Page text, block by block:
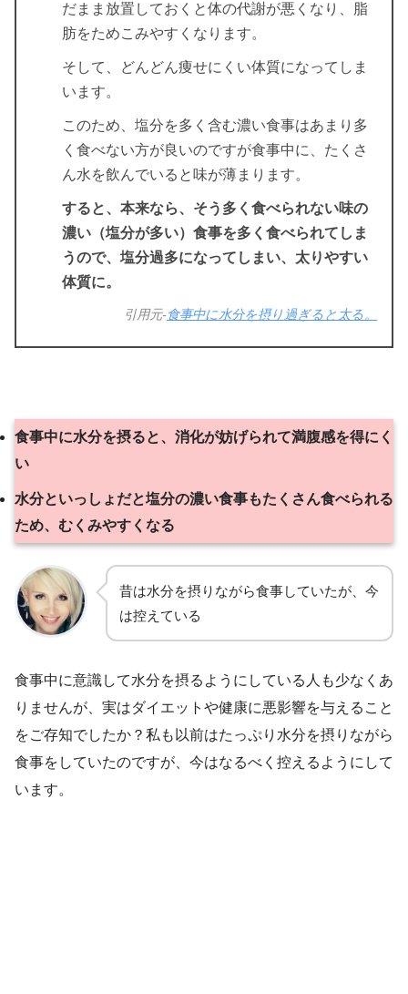
だまま放置しておくと体の代謝が悪くなり、脂
肪をためこみやすくなります。
そして、どんどん痩せにくい体質になってしま
います。
このため、塩分を多く含む濃い食事はあまり多
く食べない方が良いのですが食事中に、たくさ
ん水を飲んでいると味が薄まります。
すると、本来なら、そう多く食べられない味の
濃い（塩分が多い）食事を多く食べられてしま
うので、塩分過多になってしまい、太りやすい
体質に。
引用元-食事中に水分を摂り過ぎると太る。
食事中に水分を摂ると、消化が妨げられて満腹感を得にく
い
水分といっしょだと塩分の濃い食事もたくさん食べられる
ため、むくみやすくなる
昔は水分を摂りながら食事していたが、今
は控えている
食事中に意識して水分を摂るようにしている人も少なくあ
りませんが、実はダイエットや健康に悪影響を与えること
をご存知でしたか？私も以前はたっぷり水分を摂りながら
食事をしていたのですが、今はなるべく控えるようにして
います。